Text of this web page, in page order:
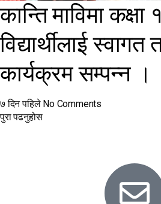
कान्ति माविमा
विद्यार्थीलाई
कार्यक्रम सम्पन्न ।
७ दिन पहिले No Comments
पुरा पढनुहोस